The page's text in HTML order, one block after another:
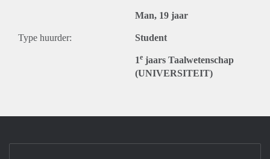
Man, 19 jaar
Type huurder: Student
1e jaars Taalwetenschap
(UNIVERSITEIT)